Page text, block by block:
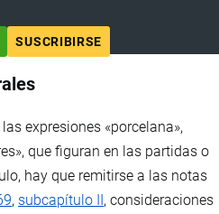
SUSCRIBIRSE
expresiones «porcelana»,
que figuran en las partidas o
hay que remitirse a las notas
, subcapítulo II, consideraciones